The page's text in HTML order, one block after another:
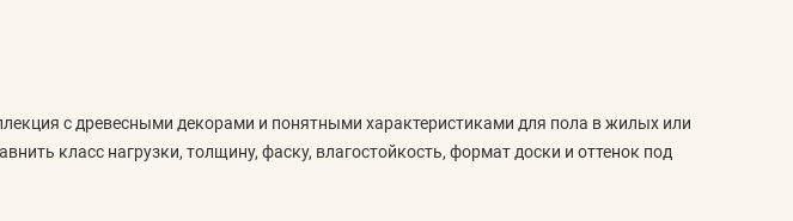
с древесными декорами и понятными характеристиками для пола в жилых или
класс нагрузки, толщину, фаску, влагостойкость, формат доски и оттенок под